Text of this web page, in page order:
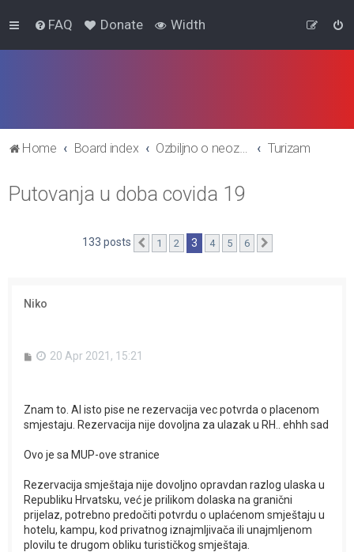
FAQ Donate Width
Home Board index Ozbiljno o neozbiljnome Turizam
Putovanja u doba covida 19
133 posts Previous
1 2 3 4 5 6
Niko
P
20 Apr 2021, 15:21
Znam to. Al isto pise ne rezervacija vec potvrda o placenom
smjestaju. Rezervacija nije dovoljna za ulazak u RH.. ehhh sad
Ovo je sa MUP-ove stranice
Rezervacija smještaja nije dovoljno opravdan razlog ulaska u
Republiku Hrvatsku, već je prilikom dolaska na granični
prijelaz, potrebno predočiti potvrdu o uplaćenom smještaju u
hotelu, kampu, kod privatnog iznajmljivača ili unajmljenom
plovilu te drugom obliku turističkog smještaja.